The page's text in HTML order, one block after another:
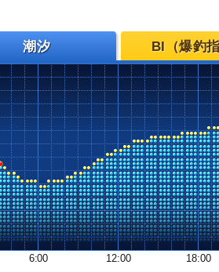
潮汐 BI（爆釣指
6:00 12:00 18:00